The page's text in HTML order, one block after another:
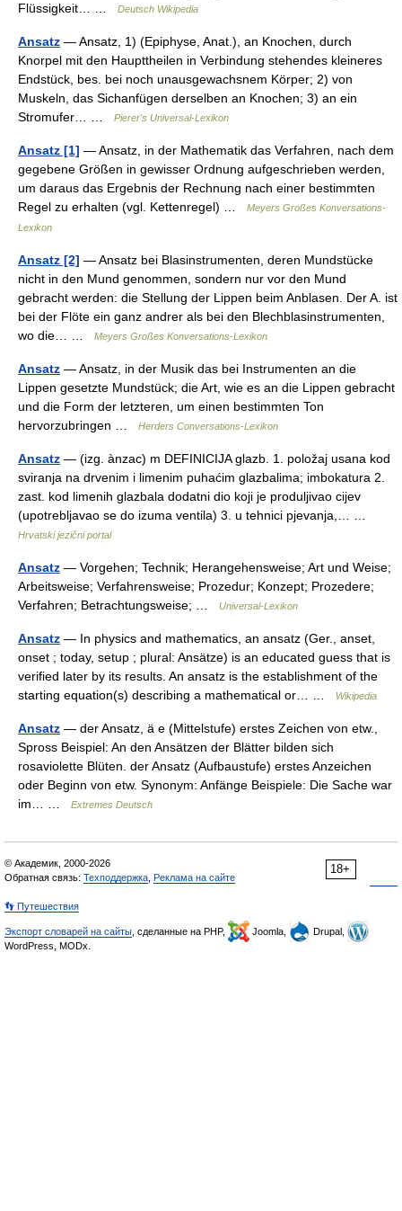
Flüssigkeit… …
Deutsch Wikipedia
Ansatz — Ansatz, 1) (Epiphyse, Anat.), an Knochen, durch
Knorpel mit den Haupttheilen in Verbindung stehendes kleineres
Endstück, bes. bei noch unausgewachsnem Körper; 2) von
Muskeln, das Sichanfügen derselben an Knochen; 3) an ein
Stromufer… …
Pierer's Universal-Lexikon
Ansatz [1] — Ansatz, in der Mathematik das Verfahren, nach dem
gegebene Größen in gewisser Ordnung aufgeschrieben werden,
um daraus das Ergebnis der Rechnung nach einer bestimmten
Regel zu erhalten (vgl. Kettenregel) …
Meyers Großes Konversations-
Lexikon
Ansatz [2] — Ansatz bei Blasinstrumenten, deren Mundstücke
nicht in den Mund genommen, sondern nur vor den Mund
gebracht werden: die Stellung der Lippen beim Anblasen. Der A. ist
bei der Flöte ein ganz andrer als bei den Blechblasinstrumenten,
wo die… …
Meyers Großes Konversations-Lexikon
Ansatz — Ansatz, in der Musik das bei Instrumenten an die
Lippen gesetzte Mundstück; die Art, wie es an die Lippen gebracht
und die Form der letzteren, um einen bestimmten Ton
hervorzubringen …
Herders Conversations-Lexikon
Ansatz — (izg. ànzac) m DEFINICIJA glazb. 1. položaj usana kod
sviranja na drvenim i limenim puhaćim glazbalima; imbokatura 2.
zast. kod limenih glazbala dodatni dio koji je produljivao cijev
(upotrebljavao se do izuma ventila) 3. u tehnici pjevanja,… …
Hrvatski jezični portal
Ansatz — Vorgehen; Technik; Herangehensweise; Art und Weise;
Arbeitsweise; Verfahrensweise; Prozedur; Konzept; Prozedere;
Verfahren; Betrachtungsweise; …
Universal-Lexikon
Ansatz — In physics and mathematics, an ansatz (Ger., anset,
onset ; today, setup ; plural: Ansätze) is an educated guess that is
verified later by its results. An ansatz is the establishment of the
starting equation(s) describing a mathematical or… …
Wikipedia
Ansatz — der Ansatz, ä e (Mittelstufe) erstes Zeichen von etw.,
Spross Beispiel: An den Ansätzen der Blätter bilden sich
rosaviolette Blüten. der Ansatz (Aufbaustufe) erstes Anzeichen
oder Beginn von etw. Synonym: Anfänge Beispiele: Die Sache war
im… …
Extremes Deutsch
18+
© Академик, 2000-2026
Обратная связь: Техподдержка Реклама на сайте
👣 Путешествия
Экспорт словарей на сайты , сделанные на PHP, Joomla,
Drupal,
WordPress, MODx.